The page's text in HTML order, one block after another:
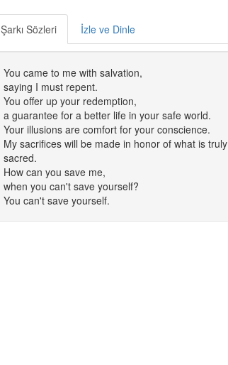
Şarkı Sözleri İzle ve Dinle
You came to me with salvation,
saying I must repent.
You offer up your redemption,
a guarantee for a better life in your safe world.
Your illusions are comfort for your conscience.
My sacrifices will be made in honor of what is truly
sacred.
How can you save me,
when you can't save yourself?
You can't save yourself.